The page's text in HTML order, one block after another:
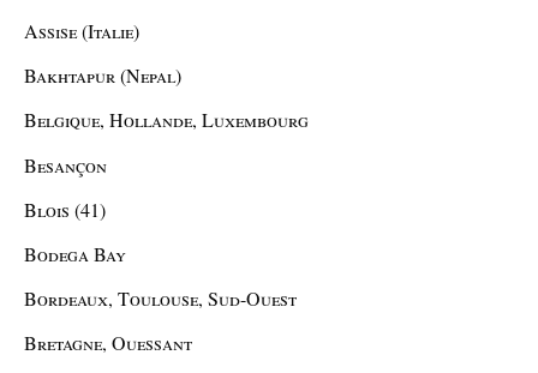
Assise (Italie)
Bakhtapur (Nepal)
Belgique, Hollande, Luxembourg
Besançon
Blois (41)
Bodega Bay
Bordeaux, Toulouse, Sud-Ouest
Bretagne, Ouessant